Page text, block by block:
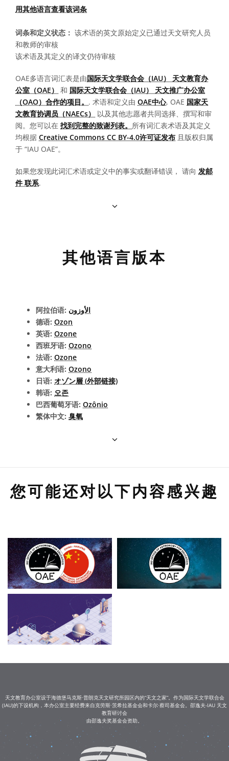
用其他语言查看该词条
词条和定义状态： 该术语的英文原始定义已通过天文研究人员
和教师的审核
该术语及其定义的译文仍待审核
OAE多语言词汇表是由国际天文学联合会（IAU） 天文教育办
公室（OAE）
和 国际天文学联合会（IAU） 天文推广办公室
（OAO）合作的项目。 . 术语和定义由 OAE中心, OAE 国家天
文教育协调员（NAECs）
以及其他志愿者共同选择、撰写和审
阅。您可以在 找到完整的致谢列表。 所有词汇表术语及其定义
均根据 Creative Commons CC BY-4.0许可证发布 且版权归属
于 “IAU OAE”。
如果您发现此词汇术语或定义中的事实或翻译错误， 请向 发邮
件 联系.
其他语言版本
阿拉伯语: الأوزون
德语: Ozon
英语: Ozone
西班牙语: Ozono
法语: Ozone
意大利语: Ozono
日语: オゾン層 (外部链接)
韩语: 오존
巴西葡萄牙语: Ozônio
繁体中文: 臭氧
您可能还对以下内容感兴趣
天文教育办公室设于海德堡马克斯·普朗克天文研究所园区内的“天文之家”。作为国际天文学联合会
(IAU)的下设机构，本办公室主要经费来自克劳斯·茨希拉基金会和卡尔·蔡司基金会。邵逸夫-IAU 天文
教育研讨会
由邵逸夫奖基金会资助。